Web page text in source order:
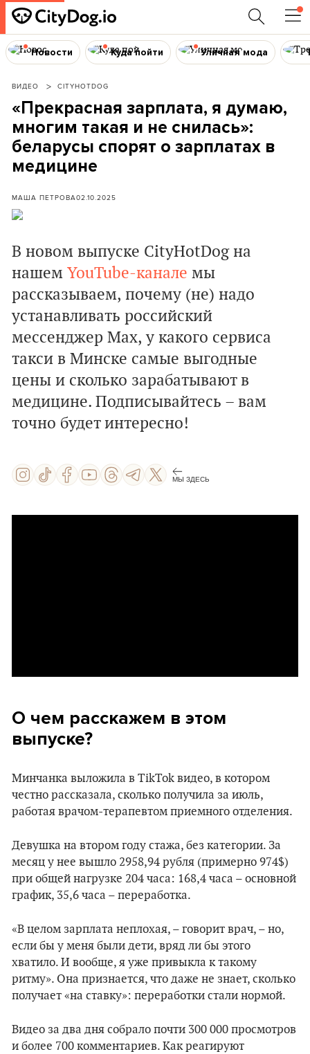
Новости Куда пойти Уличная мода
ВИДЕО CITYHOTDOG
«Прекрасная зарплата, я думаю,
многим такая и не снилась»:
беларусы спорят о зарплатах в
медицине
МАША ПЕТРОВА02.10.2025
В новом выпуске CityHotDog на
нашем YouTube-канале мы
рассказываем, почему (не) надо
устанавливать российский
мессенджер Max, у какого сервиса
такси в Минске самые выгодные
цены и сколько зарабатывают в
медицине. Подписывайтесь – вам
точно будет интересно!
МЫ ЗДЕСЬ
О чем расскажем в этом
выпуске?
Минчанка выложила в TikTok видео, в котором
честно рассказала, сколько получила за июль,
работая врачом-терапевтом приемного отделения.
Девушка на втором году стажа, без категории. За
месяц у нее вышло 2958,94 рубля (примерно 974$)
при общей нагрузке 204 часа: 168,4 часа – основной
график, 35,6 часа – переработка.
«В целом зарплата неплохая, – говорит врач, – но,
если бы у меня были дети, вряд ли бы этого
хватило. И вообще, я уже привыкла к такому
ритму». Она признается, что даже не знает, сколько
получает «на ставку»: переработки стали нормой.
Видео за два дня собрало почти 300 000 просмотров
и более 700 комментариев. Как реагируют